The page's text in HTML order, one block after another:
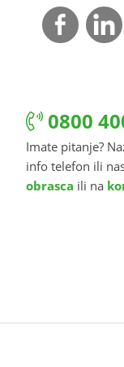
0800
Imate pitanje?
info telefon ili
obrasca ili na